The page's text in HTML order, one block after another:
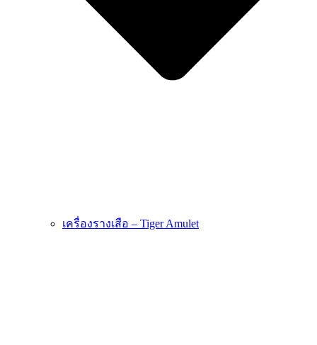
เครื่องรางเสือ – Tiger Amulet